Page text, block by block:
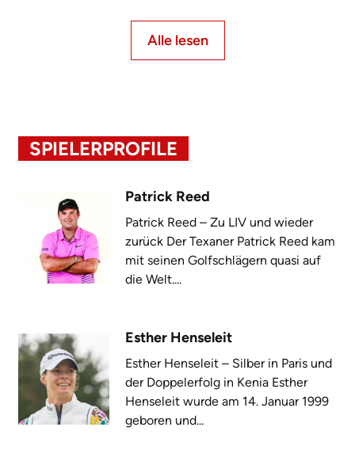
Alle lesen
SPIELERPROFILE
Patrick Reed
Patrick Reed – Zu LIV und wieder
zurück Der Texaner Patrick Reed kam
mit seinen Golfschlägern quasi auf
die Welt....
Esther Henseleit
Esther Henseleit – Silber in Paris und
der Doppelerfolg in Kenia Esther
Henseleit wurde am 14. Januar 1999
geboren und...